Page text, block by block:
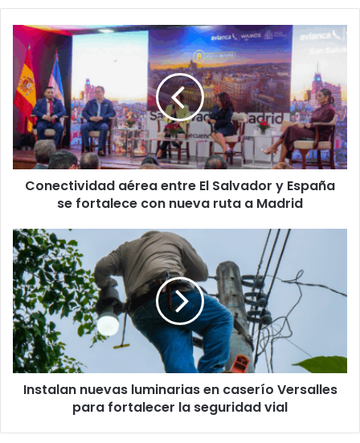
Conectividad
aérea
entre
El
Salvador
España
se
fortalece
con
a
Madrid
Conectividad aérea entre El Salvador y España
se fortalece con nueva ruta a Madrid
Instalan
nuevas
luminarias
en
caserío
Versalles
para
fortalecer
la
seguridad
Instalan nuevas luminarias en caserío Versalles
para fortalecer la seguridad vial